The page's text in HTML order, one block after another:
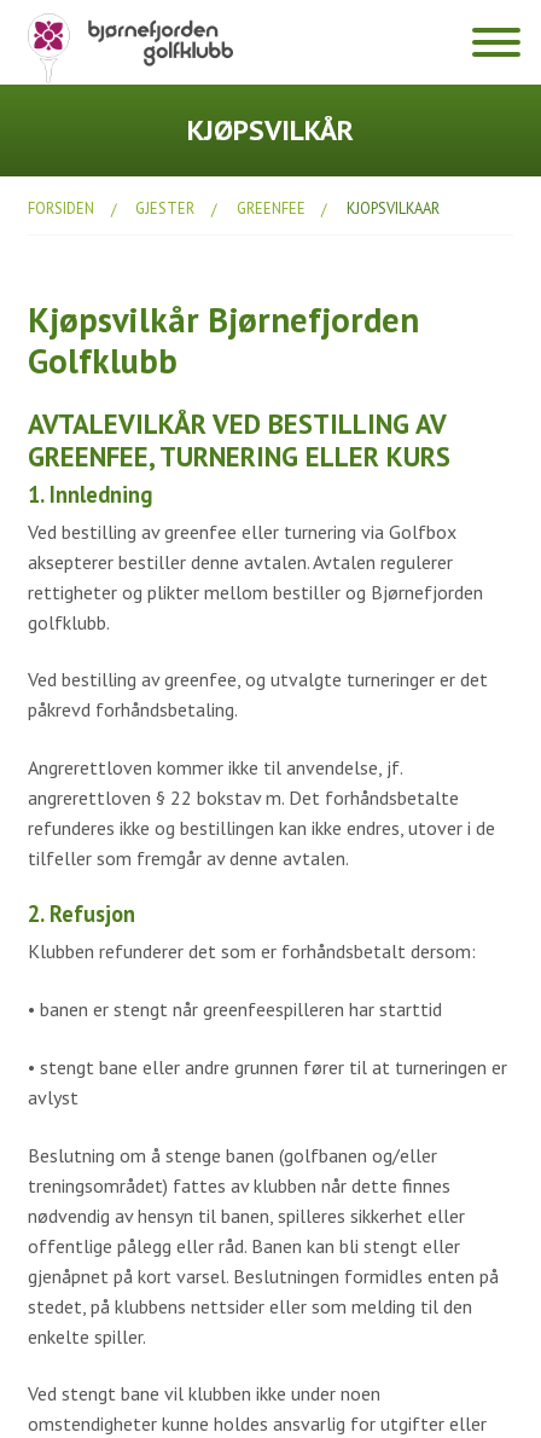
Klubben
Hole in One
Årsmøter
Prisliste 2026
Fasiliteter
Simulatorer
Proshop
Samarbeidspartnere
Banen
Baneguide
Treningsfelt
Scorekort og Slopetabell
Gjester
Veibeskrivelse
Greenfee
Kjøpsvilkår
VTG Kurs
KJØPSVILKÅR
FORSIDEN GJESTER GREENFEE KJOPSVILKAAR
Kjøpsvilkår Bjørnefjorden
Golfklubb
AVTALEVILKÅR VED BESTILLING AV
GREENFEE, TURNERING ELLER KURS
1. Innledning
Ved bestilling av greenfee eller turnering via Golfbox
aksepterer bestiller denne avtalen. Avtalen regulerer
rettigheter og plikter mellom bestiller og Bjørnefjorden
golfklubb.
Ved bestilling av greenfee, og utvalgte turneringer er det
påkrevd forhåndsbetaling.
Angrerettloven kommer ikke til anvendelse, jf.
angrerettloven § 22 bokstav m. Det forhåndsbetalte
refunderes ikke og bestillingen kan ikke endres, utover i de
tilfeller som fremgår av denne avtalen.
2. Refusjon
Klubben refunderer det som er forhåndsbetalt dersom:
• banen er stengt når greenfeespilleren har starttid
• stengt bane eller andre grunnen fører til at turneringen er
avlyst
Beslutning om å stenge banen (golfbanen og/eller
treningsområdet) fattes av klubben når dette finnes
nødvendig av hensyn til banen, spilleres sikkerhet eller
offentlige pålegg eller råd. Banen kan bli stengt eller
gjenåpnet på kort varsel. Beslutningen formidles enten på
stedet, på klubbens nettsider eller som melding til den
enkelte spiller.
Ved stengt bane vil klubben ikke under noen
omstendigheter kunne holdes ansvarlig for utgifter eller